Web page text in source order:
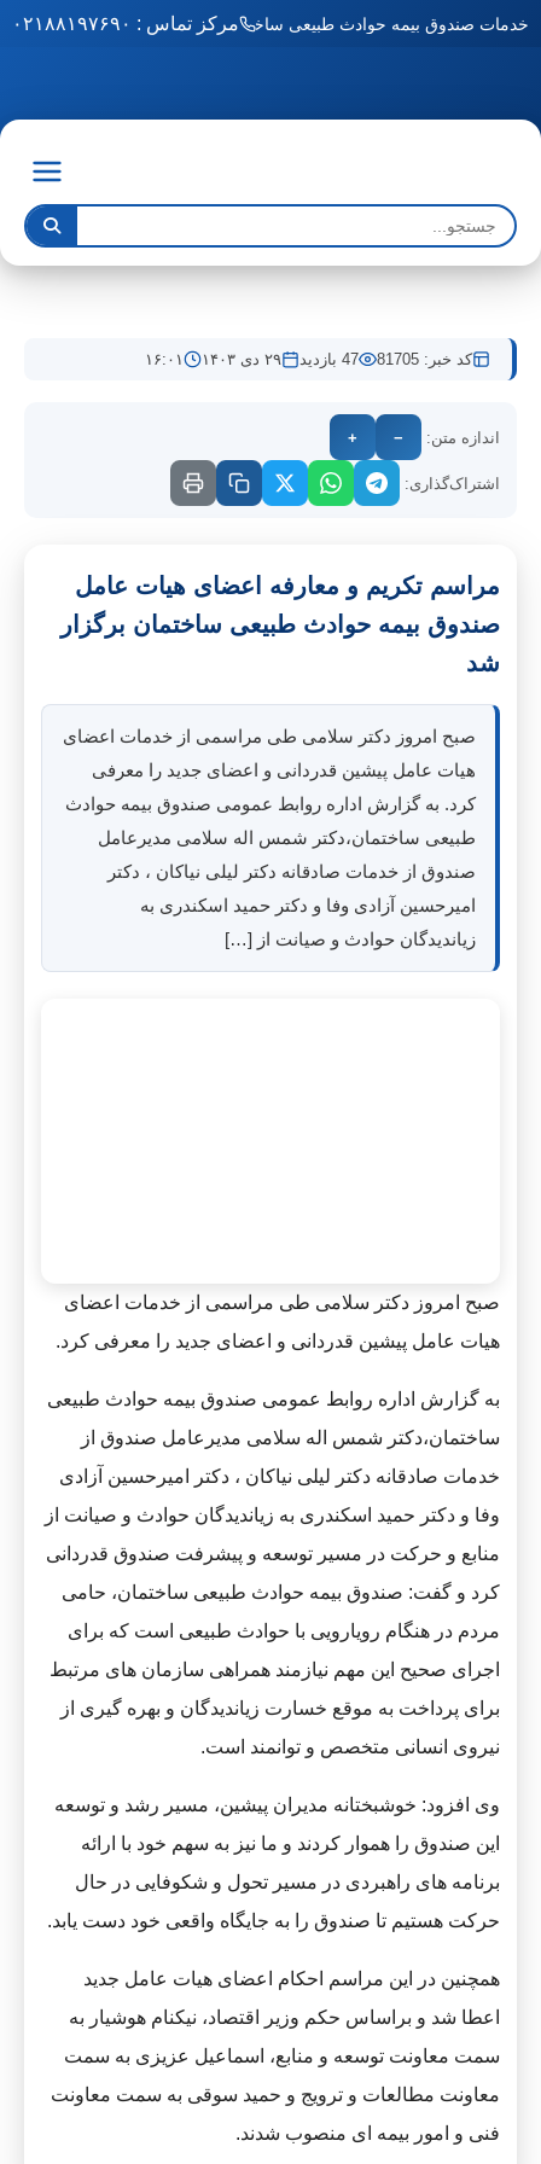
خدمات صندوق بیمه حوادث طبیعی ساختمان به مناطق آزاد رسید
مرکز تماس : ۰۲۱۸۸۱۹۷۶۹۰
کد خبر: 81705 47 بازدید ۲۹ دی ۱۴۰۳ ۱۶:۰۱
اندازه متن: −
+
اشتراک‌گذاری:
مراسم تکریم و معارفه اعضای هیات عامل
صندوق بیمه حوادث طبیعی ساختمان برگزار
شد
صبح امروز دکتر سلامی طی مراسمی از خدمات اعضای
هیات عامل پیشین قدردانی و اعضای جدید را معرفی
کرد. به گزارش اداره روابط عمومی صندوق بیمه حوادث
طبیعی ساختمان،دکتر شمس اله سلامی مدیرعامل
صندوق از خدمات صادقانه دکتر لیلی نیاکان ، دکتر
امیرحسین آزادی وفا و دکتر حمید اسکندری به
زیاندیدگان حوادث و صیانت از […]
صبح امروز دکتر سلامی طی مراسمی از خدمات اعضای
هیات عامل پیشین قدردانی و اعضای جدید را معرفی کرد.
به گزارش اداره روابط عمومی صندوق بیمه حوادث طبیعی
ساختمان،دکتر شمس اله سلامی مدیرعامل صندوق از
خدمات صادقانه دکتر لیلی نیاکان ، دکتر امیرحسین آزادی
وفا و دکتر حمید اسکندری به زیاندیدگان حوادث و صیانت از
منابع و حرکت در مسیر توسعه و پیشرفت صندوق قدردانی
کرد و گفت: صندوق بیمه حوادث طبیعی ساختمان، حامی
مردم در هنگام رویارویی با حوادث طبیعی است که برای
اجرای صحیح این مهم نیازمند همراهی سازمان های مرتبط
برای پرداخت به موقع خسارت زیاندیدگان و بهره گیری از
نیروی انسانی متخصص و توانمند است.
وی افزود: خوشبختانه مدیران پیشین، مسیر رشد و توسعه
این صندوق را هموار کردند و ما نیز به سهم خود با ارائه
برنامه های راهبردی در مسیر تحول و شکوفایی در حال
حرکت هستیم تا صندوق را به جایگاه واقعی خود دست یابد.
همچنین در این مراسم احکام اعضای هیات عامل جدید
اعطا شد و براساس حکم وزیر اقتصاد، نیکنام هوشیار به
سمت معاونت توسعه و منابع، اسماعیل عزیزی به سمت
معاونت مطالعات و ترویج و حمید سوقی به سمت معاونت
فنی و امور بیمه ای منصوب شدند.